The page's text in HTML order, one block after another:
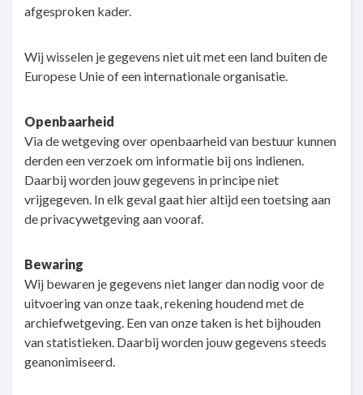
afgesproken kader.
Wij wisselen je gegevens niet uit met een land buiten de
Europese Unie of een internationale organisatie.
Openbaarheid
Via de wetgeving over openbaarheid van bestuur kunnen
derden een verzoek om informatie bij ons indienen.
Daarbij worden jouw gegevens in principe niet
vrijgegeven. In elk geval gaat hier altijd een toetsing aan
de privacywetgeving aan vooraf.
Bewaring
Wij bewaren je gegevens niet langer dan nodig voor de
uitvoering van onze taak, rekening houdend met de
archiefwetgeving. Een van onze taken is het bijhouden
van statistieken. Daarbij worden jouw gegevens steeds
geanonimiseerd.